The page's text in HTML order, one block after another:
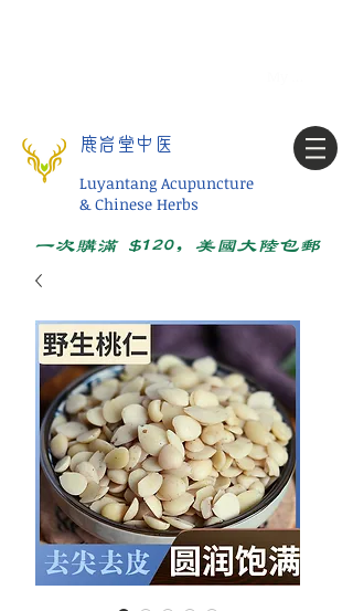
鹿岩堂中医
Luyantang Acupuncture
& Chinese Herbs
一次购满 $120，美国大陆包邮